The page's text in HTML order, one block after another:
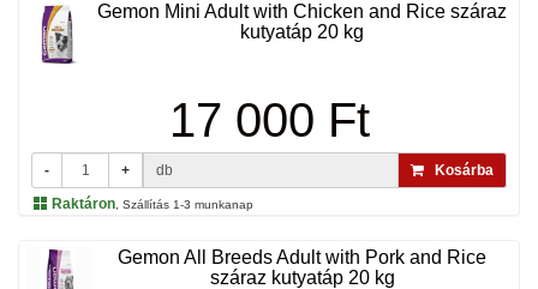
Gemon Mini Adult with Chicken and Rice száraz
kutyatáp 20 kg
17 000 Ft
- + db
Kosárba
Raktáron , Szállítás 1-3 munkanap
Gemon All Breeds Adult with Pork and Rice
száraz kutyatáp 20 kg